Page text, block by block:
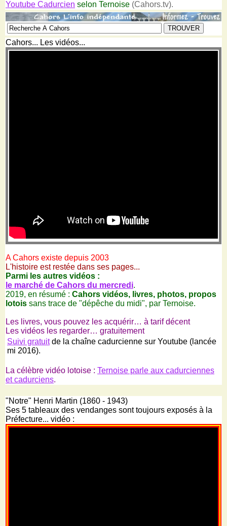
Youtube Cadurcien selon Ternoise (Cahors.tv).
Cahors... Les vidéos...
A Cahors existe depuis 2003
L'histoire est restée dans ses pages...
Parmi les autres vidéos :
le marché de Cahors du mercredi.
2019, en résumé : Cahors vidéos, livres, photos, propos
lotois sans trace de "dépêche du midi", par Ternoise.
Les livres, vous pouvez les acquérir… à tarif décent
Les vidéos les regarder… gratuitement
Suivi gratuitde la chaîne cadurcienne sur Youtube (lancée
mi 2016).
La célèbre vidéo lotoise : Ternoise parle aux cadurciennes
et cadurciens.
"Notre" Henri Martin (1860 - 1943)
Ses 5 tableaux des vendanges sont toujours exposés à la
Préfecture... vidéo :